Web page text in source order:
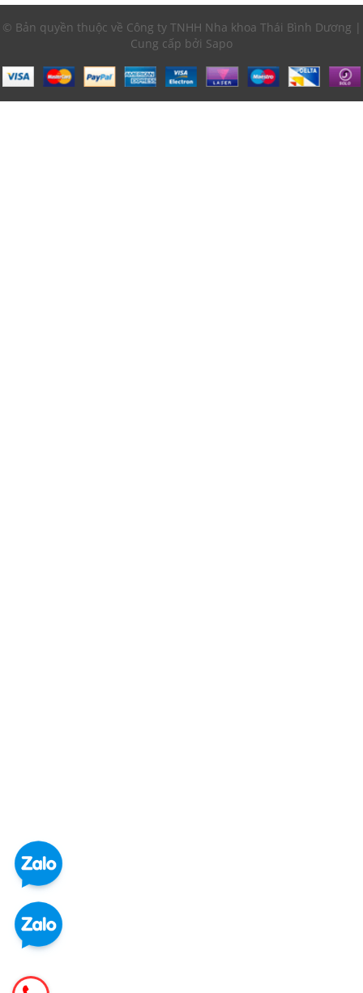
© Bản quyền thuộc về Công ty TNHH Nha khoa Thái Bình Dương |
Cung cấp bởi Sapo